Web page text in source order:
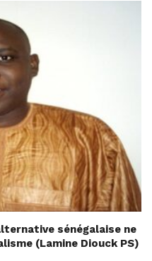
sénégalaise ne
(Lamine Diouck PS)